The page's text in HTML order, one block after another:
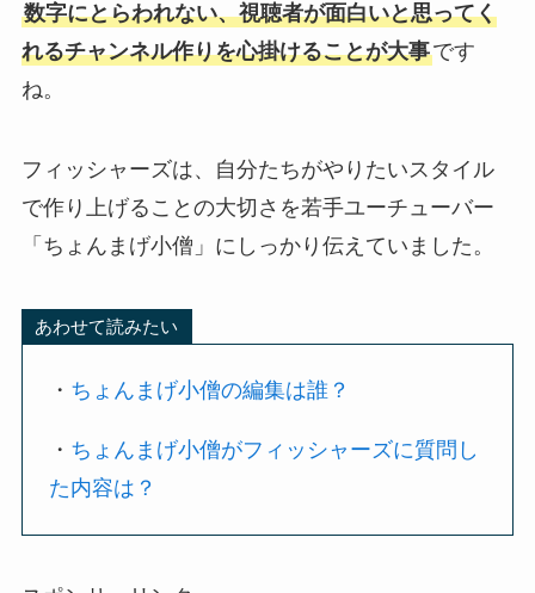
数字にとらわれない、視聴者が面白いと思ってく
れるチャンネル作りを心掛けることが大事です
ね。
フィッシャーズは、自分たちがやりたいスタイル
で作り上げることの大切さを若手ユーチューバー
「ちょんまげ小僧」にしっかり伝えていました。
あわせて読みたい
・ ちょんまげ小僧の編集は誰？
・ ちょんまげ小僧がフィッシャーズに質問し
た内容は？